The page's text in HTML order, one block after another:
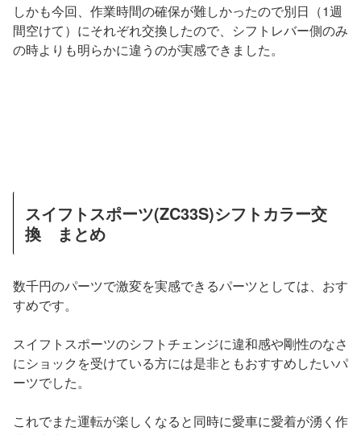
しかも今回、作業時間の確保が難しかったので別日（1週
間空けて）にそれぞれ交換したので、シフトレバー側のみ
の時よりも明らかに違うのが実感できました。
スイフトスポーツ(ZC33S)シフトカラー交
換 まとめ
数千円のパーツで激変を実感できるパーツとしては、おす
すめです。
スイフトスポーツのシフトチェンジに違和感や剛性のなさ
にショックを受けている方には是非ともおすすめしたいパ
ーツでした。
これでまた運転が楽しくなると同時に愛車に愛着が湧く作